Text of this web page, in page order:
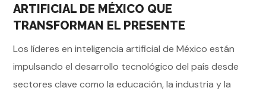
ARTIFICIAL DE MÉXICO QUE
TRANSFORMAN EL PRESENTE
Los líderes en inteligencia artificial de México están
impulsando el desarrollo tecnológico del país desde
sectores clave como la educación, la industria y la